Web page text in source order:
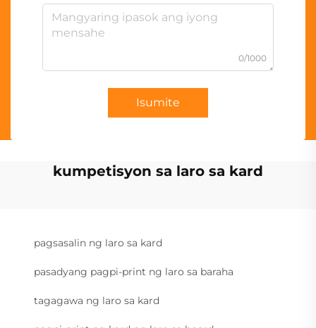
0/1000
Isumite
kumpetisyon sa laro sa kard
pagsasalin ng laro sa kard
pasadyang pagpi-print ng laro sa baraha
tagagawa ng laro sa kard